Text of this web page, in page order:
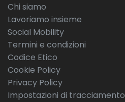
Chi siamo
Lavoriamo insieme
Social Mobility
Termini e condizioni
Codice Etico
Cookie Policy
Privacy Policy
Impostazioni di tracciamento